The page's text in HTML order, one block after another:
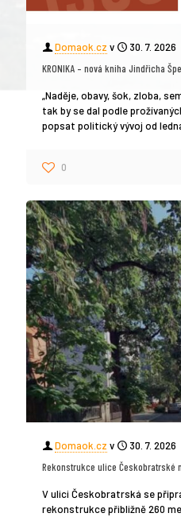
Domaok.cz v
30. 7. 2026
KRONIKA – nová kniha Jindřicha
„Naděje, obavy, šok, zloba,
tak by se dal podle
popsat politický vývoj od
0
Domaok.cz v
30. 7. 2026
Rekonstrukce ulice Českobratrské
V ulici Českobratrská se
rekonstrukce přibližně 260